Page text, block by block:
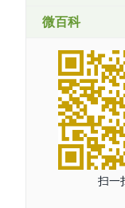
微百科
扫一